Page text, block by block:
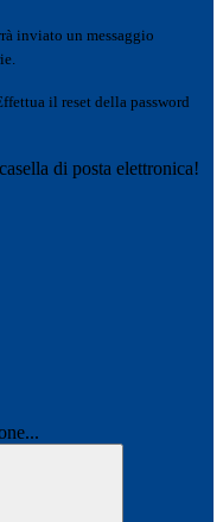
inviato un messaggio
il reset della password
di posta elettronica!